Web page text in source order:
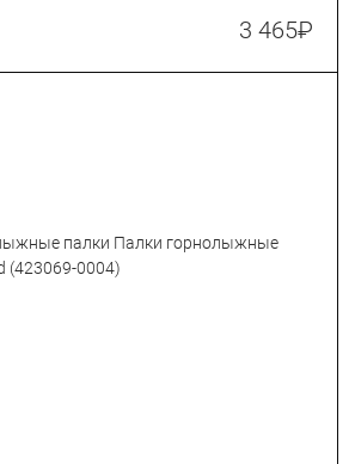
3 465₽